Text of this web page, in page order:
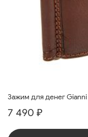
Зажим для денег
7 490 ₽